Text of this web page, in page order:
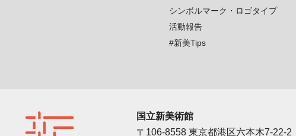
シンボルマーク・ロゴタイプ
活動報告
#新美Tips
国立新美術館
〒106-8558 東京都港区六本木7-22-2